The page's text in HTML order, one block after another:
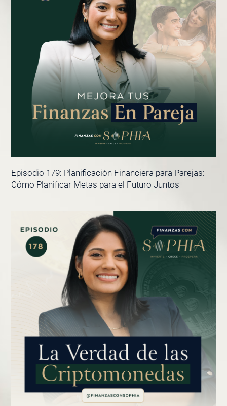
Episodio 179: Planificación Financiera para Parejas:
Cómo Planificar Metas para el Futuro Juntos